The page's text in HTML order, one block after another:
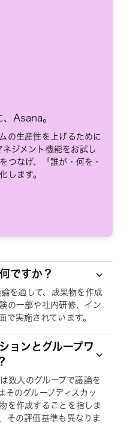
Asana。
の生産性を上げるために
ジメント機能をお試し
つなげ、「誰が・何を・
します。
ですか？
を通して、成果物を作成
の一部や社内研修、イン
で実施されています。
ョンとグループワ
数人のグループで議論を
そのグループディスカッ
を作成することを指しま
その評価基準も異なりま